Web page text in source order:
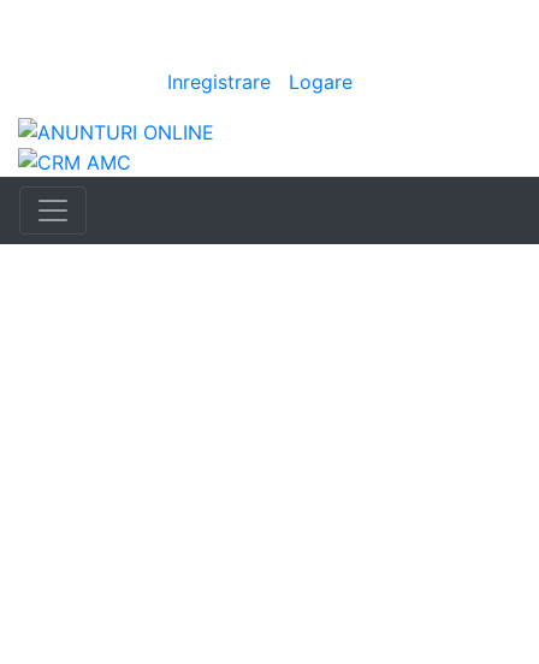
Inregistrare Logare